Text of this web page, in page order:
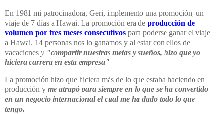
En 1981 mi patrocinadora, Geri, implemento una promoción, un
viaje de 7 días a Hawai. La promoción era de producción de
volumen por tres meses consecutivos para poderse ganar el viaje
a Hawai. 14 personas nos lo ganamos y al estar con ellos de
vacaciones y "compartir nuestras metas y sueños, hizo que yo
hiciera carrera en esta empresa"
La promoción hizo que hiciera más de lo que estaba haciendo en
producción y me atrapó para siempre en lo que se ha convertido
en un negocio internacional el cual me ha dado todo lo que
tengo.